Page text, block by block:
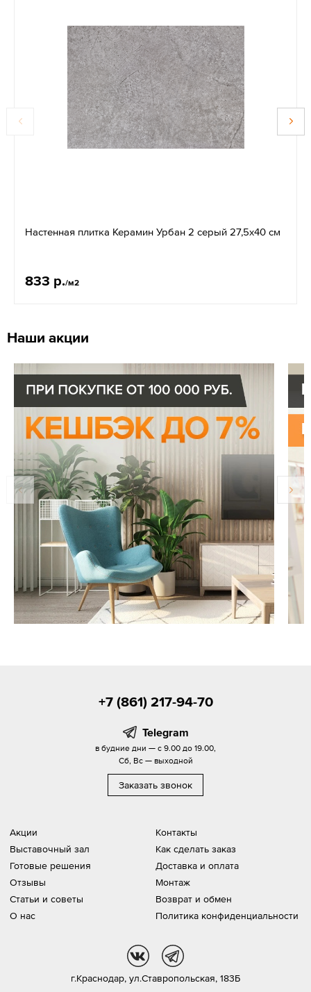
Настенная плитка Керамин Урбан 2 серый 27,5х40 см
833 р./м2
Наши акции
Акции
Выставочный зал
Готовые решения
Отзывы
Статьи и советы
О нас
Контакты
Как сделать заказ
Доставка и оплата
Монтаж
Возврат и обмен
Политика конфиденциальности
+7 (861) 217-94-70
Telegram
в будние дни — с 9.00 до 19.00,
Сб, Вс — выходной
Заказать звонок
г.Краснодар, ул.Ставропольская, 183Б
vk